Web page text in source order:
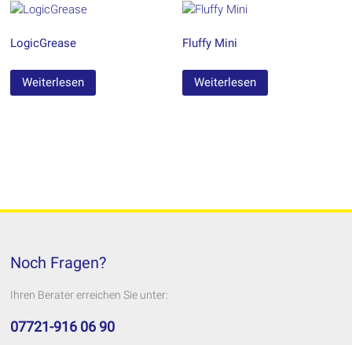
LogicGrease
Weiterlesen
Fluffy Mini
Weiterlesen
Noch Fragen?
Ihren Berater erreichen Sie unter:
07721-916 06 90